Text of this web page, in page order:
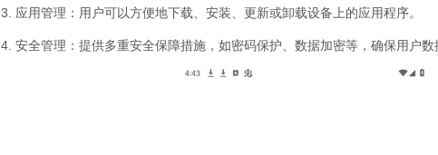
3. 应用管理：用户可以方便地下载、安装、更新或卸载设备上的应用程序。
4. 安全管理：提供多重安全保障措施，如密码保护、数据加密等，确保用户数